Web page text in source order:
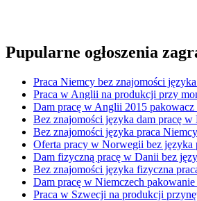
Pupularne ogłoszenia
Praca Niemcy bez znajomości
Praca w Anglii na produkcji przy
Dam pracę w Anglii 2015
Bez znajomości języka dam pracę
Bez znajomości języka praca
Oferta pracy w Norwegii bez
Dam fizyczną pracę w Danii bez
Bez znajomości języka fizyczna
Dam pracę w Niemczech
Praca w Szwecji na produkcji